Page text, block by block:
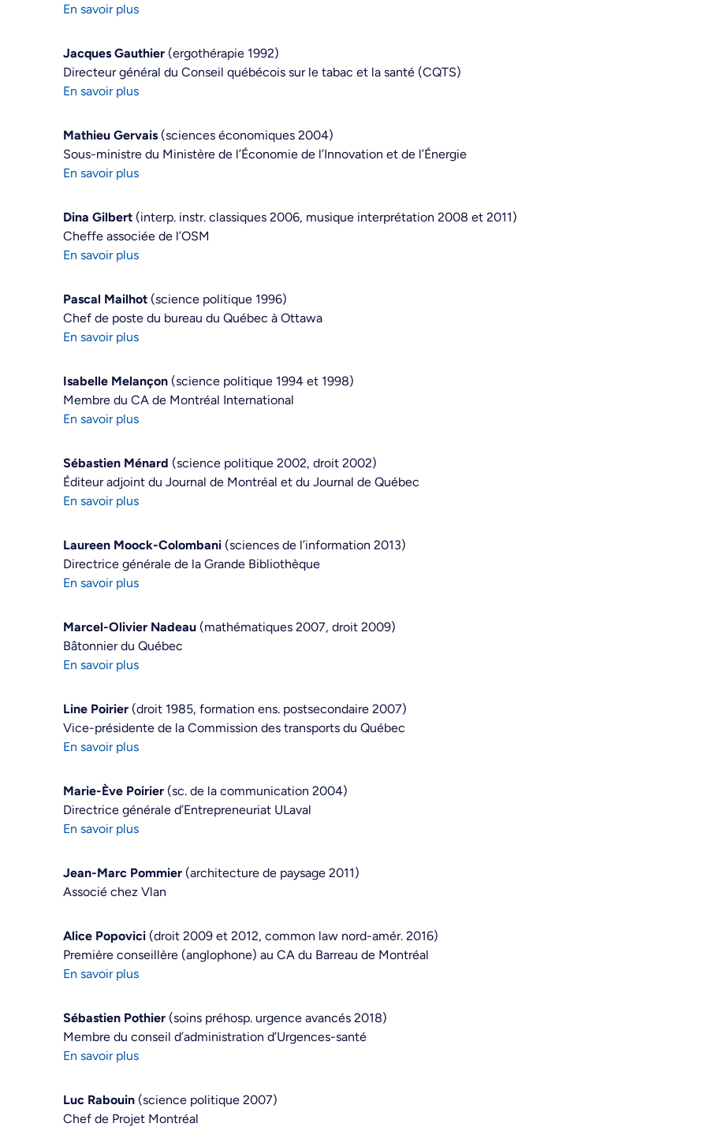
En savoir plus
Jacques Gauthier (ergothérapie 1992)
Directeur général du Conseil québécois sur le tabac et la santé (CQTS)
En savoir plus
Mathieu Gervais (sciences économiques 2004)
Sous-ministre du Ministère de l’Économie de l’Innovation et de l’Énergie
En savoir plus
Dina Gilbert (interp. instr. classiques 2006, musique interprétation 2008 et 2011)
Cheffe associée de l’OSM
En savoir plus
Pascal Mailhot (science politique 1996)
Chef de poste du bureau du Québec à Ottawa
En savoir plus
Isabelle Melançon (science politique 1994 et 1998)
Membre du CA de Montréal International
En savoir plus
Sébastien Ménard (science politique 2002, droit 2002)
Éditeur adjoint du Journal de Montréal et du Journal de Québec
En savoir plus
Laureen Moock-Colombani (sciences de l’information 2013)
Directrice générale de la Grande Bibliothèque
En savoir plus
Marcel-Olivier Nadeau (mathématiques 2007, droit 2009)
Bâtonnier du Québec
En savoir plus
Line Poirier (droit 1985, formation ens. postsecondaire 2007)
Vice-présidente de la Commission des transports du Québec
En savoir plus
Marie-Ève Poirier (sc. de la communication 2004)
Directrice générale d’Entrepreneuriat ULaval
En savoir plus
Jean-Marc Pommier (architecture de paysage 2011)
Associé chez Vlan
Alice Popovici (droit 2009 et 2012, common law nord-amér. 2016)
Première conseillère (anglophone) au CA du Barreau de Montréal
En savoir plus
Sébastien Pothier (soins préhosp. urgence avancés 2018)
Membre du conseil d’administration d’Urgences-santé
En savoir plus
Luc Rabouin (science politique 2007)
Chef de Projet Montréal